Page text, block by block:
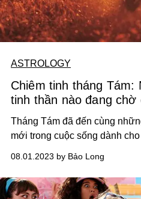
ASTROLOGY
Chiêm tinh tháng Tám:
tinh thần nào đang
Tháng Tám đã đến cùng
mới trong cuộc sống dành
08.01.2023 by Bảo Long